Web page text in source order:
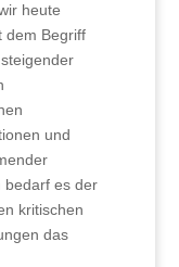
heute
dem Begriff
und
bedarf es der
kritischen
das